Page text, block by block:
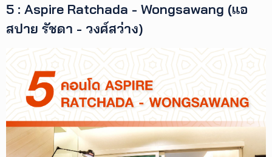
5 : Aspire Ratchada - Wongsawang (แอ
สปาย รัชดา - วงศ์สว่าง)